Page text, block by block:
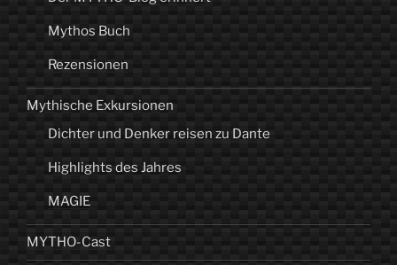
Mythos Buch
Rezensionen
Mythische Exkursionen
Dichter und Denker reisen zu Dante
Highlights des Jahres
MAGIE
MYTHO-Cast